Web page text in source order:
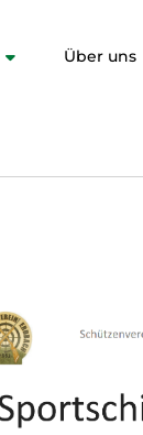
Über uns